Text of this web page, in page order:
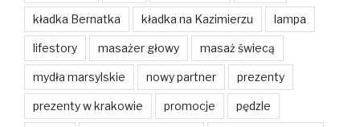
kładka Bernatka kładka na Kazimierzu lampa
lifestory masażer głowy masaż świecą
mydła marsylskie nowy partner prezenty
prezenty w krakowie promocje pędzle